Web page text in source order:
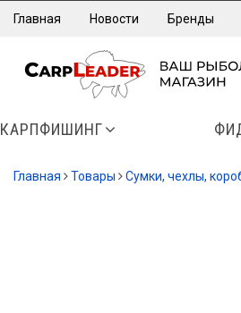
Главная Новости Бренды
КАРПФИШИНГ
Главная Товары Сумки, чехлы,